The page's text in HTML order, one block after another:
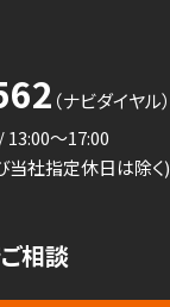
（ナビダイヤル）
13:00～17:00
当社指定休日は除く)
相談